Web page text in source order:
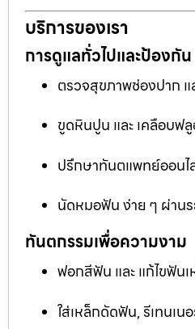
บริการของเรา
การดูแลทั่วไปและป้องกัน
ตรวจสุขภาพช่องปาก
ขูดหินปูน และ เคลือบฟ
ปรึกษาทันตแพทย์ออนไ
นัดหมอฟัน ง่าย ๆ ผ่านร
ทันตกรรมเพื่อความงาม
ฟอกสีฟัน และ แก้ไขฟัน
ใส่เหล็กดัดฟัน, รีเทนเ